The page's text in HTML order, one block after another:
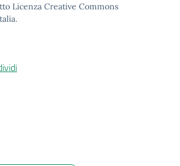
Licenza Creative Commons